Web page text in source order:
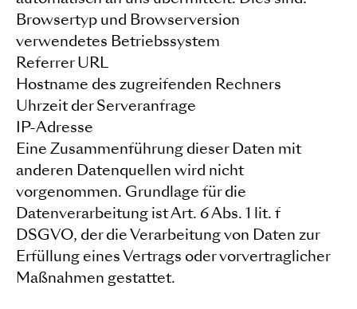
Browsertyp und Browserversion
verwendetes Betriebssystem
Referrer URL
Hostname des zugreifenden Rechners
Uhrzeit der Serveranfrage
IP-Adresse
Eine Zusammenführung dieser Daten mit
anderen Datenquellen wird nicht
vorgenommen. Grundlage für die
Datenverarbeitung ist Art. 6 Abs. 1 lit. f
DSGVO, der die Verarbeitung von Daten zur
Erfüllung eines Vertrags oder vorvertraglicher
Maßnahmen gestattet.